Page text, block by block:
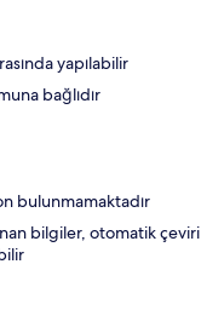
yapılabilir
bağlıdır
bulunmamaktadır
bilgiler, otomatik çeviri